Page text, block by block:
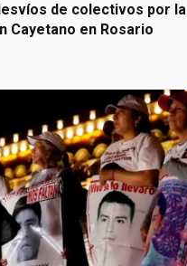
de colectivos por la
Cayetano en Rosario